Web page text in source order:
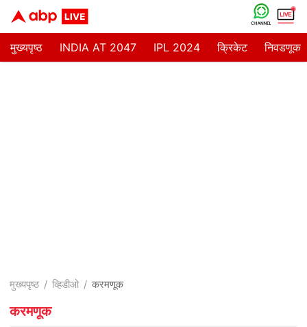
मुख्यपृष्ठ INDIA AT 2047 IPL 2024 क्रिकेट निवडणूक
मुख्यपृष्ठ व्हिडीओ करमणूक
करमणूक